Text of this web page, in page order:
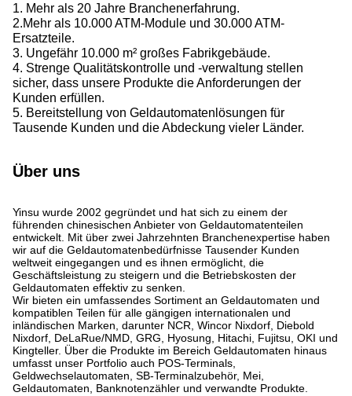
1. Mehr als 20 Jahre Branchenerfahrung.
2.Mehr als 10.000 ATM-Module und 30.000 ATM-
Ersatzteile.
3. Ungefähr 10.000 m² großes Fabrikgebäude.
4. Strenge Qualitätskontrolle und -verwaltung stellen
sicher, dass unsere Produkte die Anforderungen der
Kunden erfüllen.
5. Bereitstellung von Geldautomatenlösungen für
Tausende Kunden und die Abdeckung vieler Länder.
Über uns
Yinsu wurde 2002 gegründet und hat sich zu einem der
führenden chinesischen Anbieter von Geldautomatenteilen
entwickelt. Mit über zwei Jahrzehnten Branchenexpertise haben
wir auf die Geldautomatenbedürfnisse Tausender Kunden
weltweit eingegangen und es ihnen ermöglicht, die
Geschäftsleistung zu steigern und die Betriebskosten der
Geldautomaten effektiv zu senken.
Wir bieten ein umfassendes Sortiment an Geldautomaten und
kompatiblen Teilen für alle gängigen internationalen und
inländischen Marken, darunter NCR, Wincor Nixdorf, Diebold
Nixdorf, DeLaRue/NMD, GRG, Hyosung, Hitachi, Fujitsu, OKI und
Kingteller. Über die Produkte im Bereich Geldautomaten hinaus
umfasst unser Portfolio auch POS-Terminals,
Geldwechselautomaten, SB-Terminalzubehör, Mei,
Geldautomaten, Banknotenzähler und verwandte Produkte.